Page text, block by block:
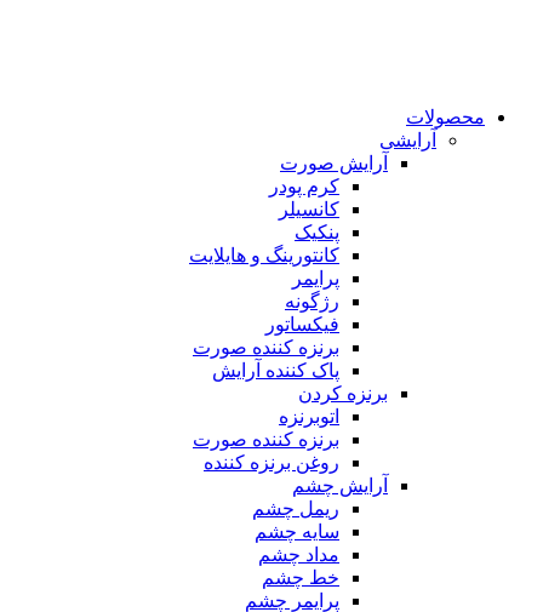
محصولات
آرایشی
آرایش صورت
کرم پودر
کانسیلر
پنکیک
کانتورینگ و هایلایت
پرایمر
رژگونه
فیکساتور
برنزه کننده صورت
پاک کننده آرایش
برنزه کردن
اتوبرنزه
برنزه کننده صورت
روغن برنزه کننده
آرایش چشم
ریمل چشم
سایه چشم
مداد چشم
خط چشم
پرایمر چشم